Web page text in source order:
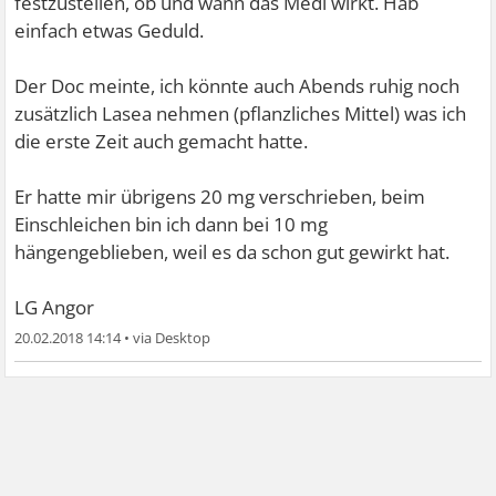
einfach etwas Geduld.
Der Doc meinte, ich könnte auch Abends ruhig noch
zusätzlich Lasea nehmen (pflanzliches Mittel) was ich
die erste Zeit auch gemacht hatte.
Er hatte mir übrigens 20 mg verschrieben, beim
Einschleichen bin ich dann bei 10 mg
hängengeblieben, weil es da schon gut gewirkt hat.
LG Angor
20.02.2018 14:14•